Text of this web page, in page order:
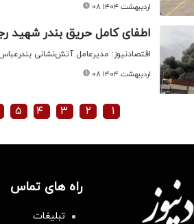
۰۸ اردیبهشت ۱۴۰۴
اطفای کامل حریق بندر شهید
اقتصادنیوز: مدیرعامل آتش‌نشانی
۰۸ اردیبهشت ۱۴۰۴
۱ ۲ ۳ ۴ ۵
راه های تماس
تبلیغات